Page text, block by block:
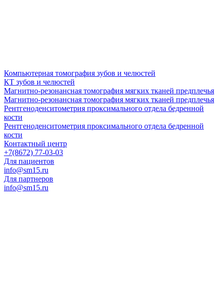
Компьютерная томография зубов и челюстей
КТ зубов и челюстей
Магнитно-резонансная томография мягких тканей предплечья
Магнитно-резонансная томография мягких тканей предплечья
Рентгеноденситометрия проксимального отдела бедренной
кости
Рентгеноденситометрия проксимального отдела бедренной
кости
Контактный центр
+7(8672) 77-03-03
Для пациентов
info@sm15.ru
Для партнеров
info@sm15.ru